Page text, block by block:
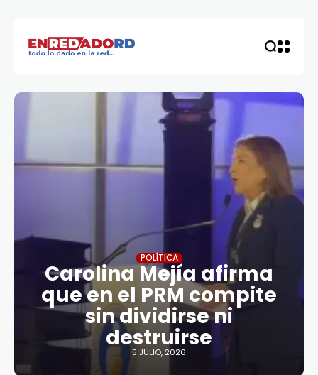
POLÍTICA
Carolina Mejía afirma
que en el PRM compite
sin dividirse ni
destruirse
5 JULIO, 2026